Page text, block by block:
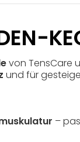
von TensCare
und für
–